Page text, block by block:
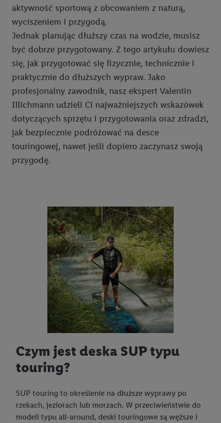
aktywność sportową z obcowaniem z naturą,
wyciszeniem i przygodą.
Jednak planując dłuższy czas na wodzie, musisz
być dobrze przygotowany. Z tego artykułu dowiesz
się, jak przygotować się fizycznie, technicznie i
praktycznie do dłuższych wypraw. Jako
profesjonalny zawodnik, nasz ekspert Valentin
Illichmann udzieli Ci najważniejszych wskazówek
dotyczących sprzętu i przygotowania oraz zdradzi,
jak bezpiecznie podróżować na desce
touringowej, nawet jeśli dopiero zaczynasz swoją
przygodę.
Czym jest deska SUP typu
touring?
SUP touring to określenie na dłuższe wyprawy po
rzekach, jeziorach lub morzach. W przeciwieństwie do
modeli typu all-around, deski touringowe są węższe i